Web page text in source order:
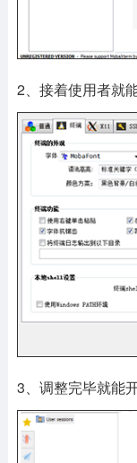
2、接着使用者就
3、调整完毕就能